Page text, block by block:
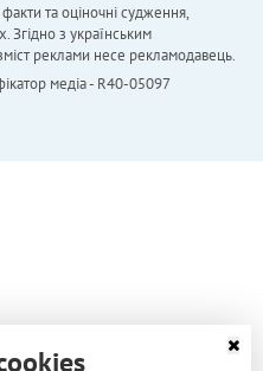
та оціночні судження,
Згідно з українським
реклами несе рекламодавець.
медіа - R40-05097